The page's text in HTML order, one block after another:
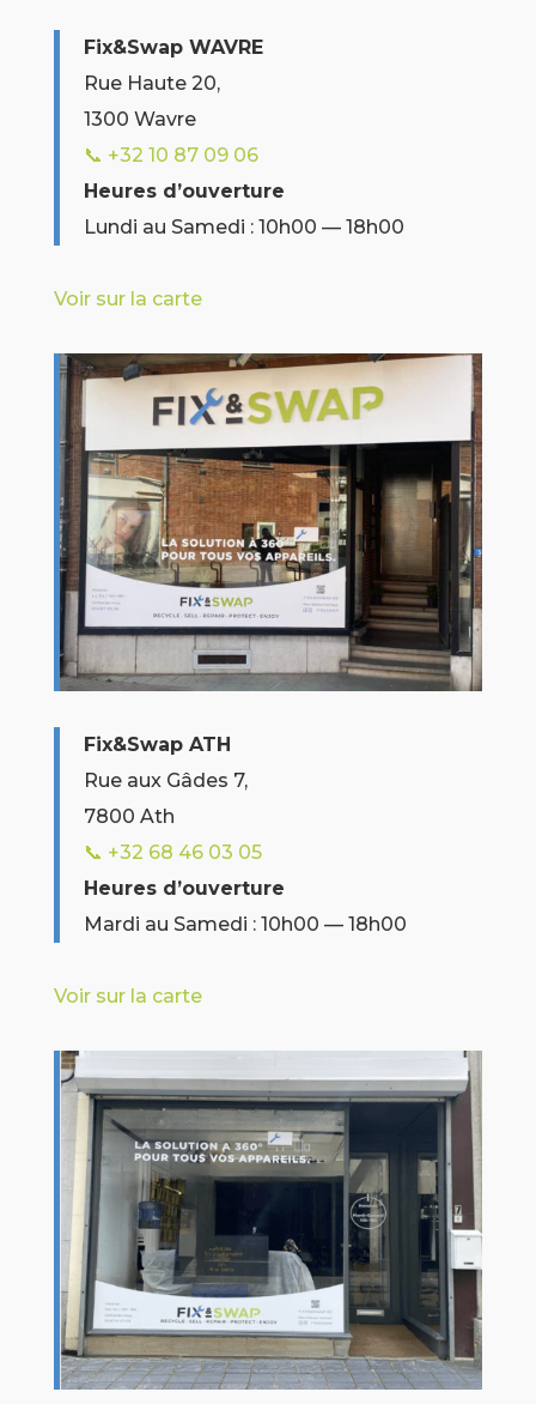
Fix&Swap WAVRE
Rue Haute 20,
1300 Wavre
📞 +32 10 87 09 06
Heures d’ouverture
Lundi au Samedi : 10h00 — 18h00
Voir sur la carte
Fix&Swap ATH
Rue aux Gâdes 7,
7800 Ath
📞 +32 68 46 03 05
Heures d’ouverture
Mardi au Samedi : 10h00 — 18h00
Voir sur la carte